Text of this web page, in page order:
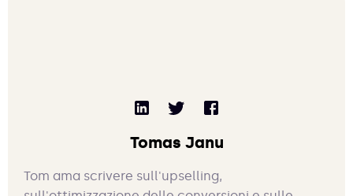
Tomas Janu
Tom ama scrivere sull'upselling,